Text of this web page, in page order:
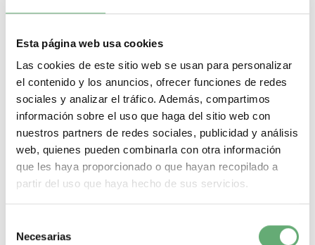
Esta página web usa cookies
Las cookies de este sitio web se usan para personalizar
el contenido y los anuncios, ofrecer funciones de redes
sociales y analizar el tráfico. Además, compartimos
información sobre el uso que haga del sitio web con
nuestros partners de redes sociales, publicidad y análisis
web, quienes pueden combinarla con otra información
que les haya proporcionado o que hayan recopilado a
partir del uso que haya hecho de sus servicios.
Necesarias
Precio 3,059€.
8,88€ 3,06€
ZBY9420 | Negro PARADA DE EMERGENCIA en amarillo |
Harmony XB4, Harmony XB5 | Etiqueta marcada |...
GamaHarmony XB4, Harmony XB5 Tipo de producto o
componente Etiqueta marcada MarcadoNegro PARADA DE
-